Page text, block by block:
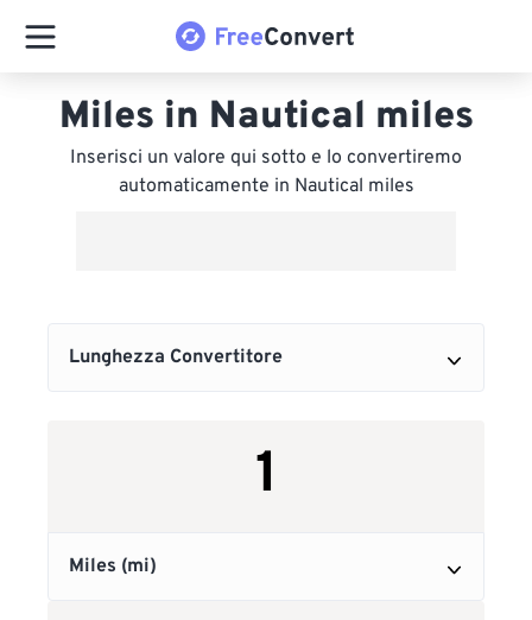
Miles in Nautical miles
Inserisci un valore qui sotto e lo convertiremo
automaticamente in Nautical miles